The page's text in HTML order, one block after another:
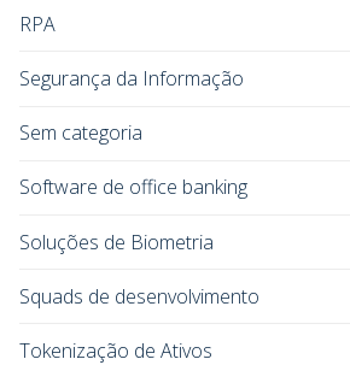
RPA
Segurança da Informação
Sem categoria
Software de office banking
Soluções de Biometria
Squads de desenvolvimento
Tokenização de Ativos